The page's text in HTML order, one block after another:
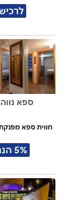
ספא
חווית ספא מפנקת
5% הנחה